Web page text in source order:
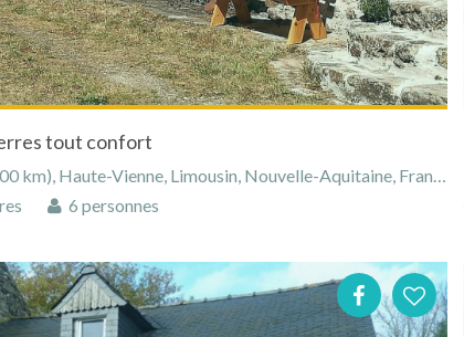
tout confort
km), Haute-Vienne, Limousin, Nouvelle-Aquitaine, France
6 personnes